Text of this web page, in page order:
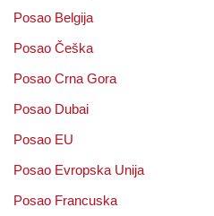
Posao Belgija
Posao Češka
Posao Crna Gora
Posao Dubai
Posao EU
Posao Evropska Unija
Posao Francuska